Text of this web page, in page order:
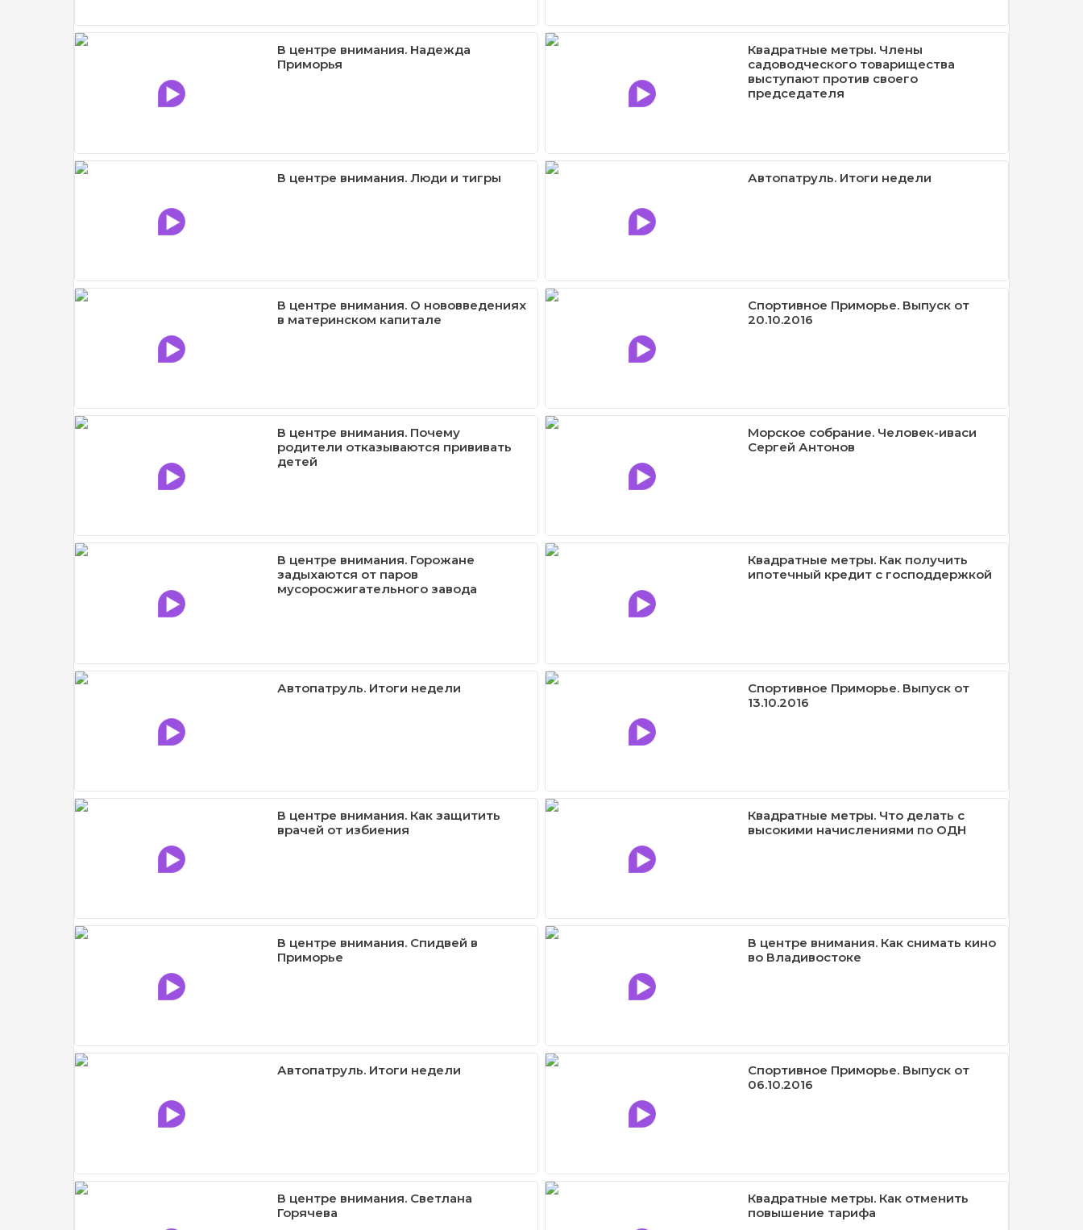
В центре внимания. Надежда
Приморья
Квадратные метры. Члены
садоводческого товарищества
выступают против своего
председателя
В центре внимания. Люди и тигры Автопатруль. Итоги недели
В центре внимания. О нововведениях
в материнском капитале
Спортивное Приморье. Выпуск от
20.10.2016
В центре внимания. Почему
родители отказываются прививать
детей
Морское собрание. Человек-иваси
Сергей Антонов
В центре внимания. Горожане
задыхаются от паров
мусоросжигательного завода
Квадратные метры. Как получить
ипотечный кредит с господдержкой
Автопатруль. Итоги недели
Спортивное Приморье. Выпуск от
13.10.2016
В центре внимания. Как защитить
врачей от избиения
Квадратные метры. Что делать с
высокими начислениями по ОДН
В центре внимания. Спидвей в
Приморье
В центре внимания. Как снимать кино
во Владивостоке
Автопатруль. Итоги недели
Спортивное Приморье. Выпуск от
06.10.2016
В центре внимания. Светлана
Горячева
Квадратные метры. Как отменить
повышение тарифа